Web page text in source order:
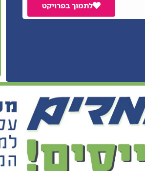
לתמוך בפרויקט